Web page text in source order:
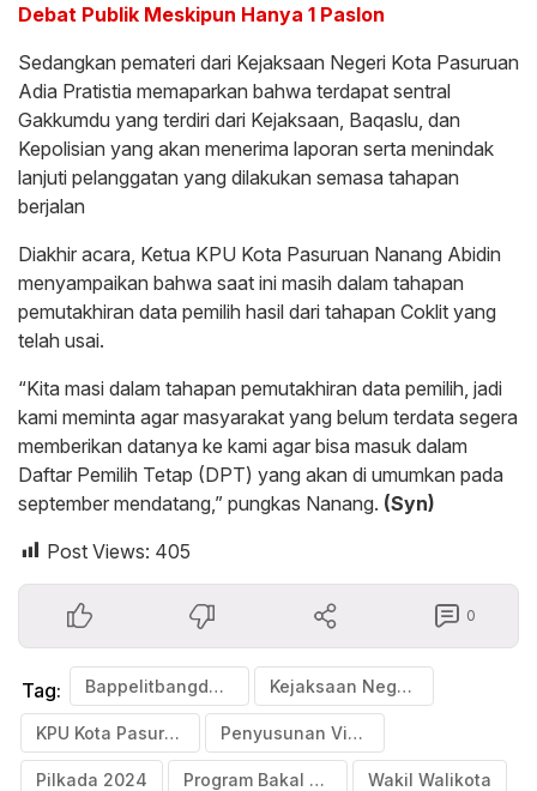
Debat Publik Meskipun Hanya 1 Paslon
Sedangkan pemateri dari Kejaksaan Negeri Kota Pasuruan
Adia Pratistia memaparkan bahwa terdapat sentral
Gakkumdu yang terdiri dari Kejaksaan, Baqaslu, dan
Kepolisian yang akan menerima laporan serta menindak
lanjuti pelanggatan yang dilakukan semasa tahapan
berjalan
Diakhir acara, Ketua KPU Kota Pasuruan Nanang Abidin
menyampaikan bahwa saat ini masih dalam tahapan
pemutakhiran data pemilih hasil dari tahapan Coklit yang
telah usai.
“Kita masi dalam tahapan pemutakhiran data pemilih, jadi
kami meminta agar masyarakat yang belum terdata segera
memberikan datanya ke kami agar bisa masuk dalam
Daftar Pemilih Tetap (DPT) yang akan di umumkan pada
september mendatang,” pungkas Nanang. (Syn)
Post Views: 405
0
Tag: Bappelitbangda Kota Pasuruan Kejaksaan Negeri Kota Pasuruan
KPU Kota Pasuruan Penyusunan Visi Misi
Pilkada 2024 Program Bakal Calon Wakil Walikota